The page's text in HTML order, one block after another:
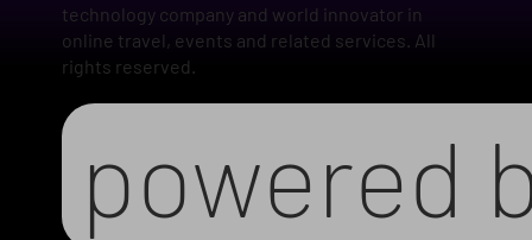
technology company and world innovator in
online travel, events and related services. All
rights reserved.
powered